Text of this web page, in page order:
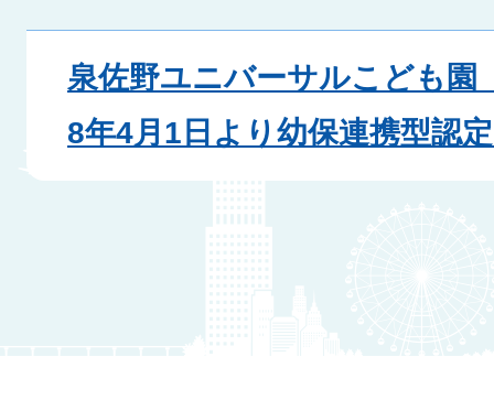
泉佐野ユニバーサルこども園
8年4月1日より幼保連携型認